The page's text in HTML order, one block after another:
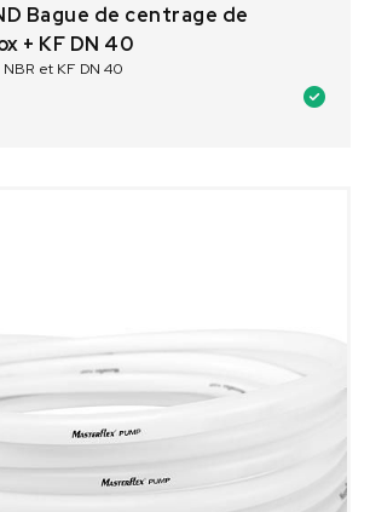
Bague de centrage de
+ KF DN 40
et KF DN 40